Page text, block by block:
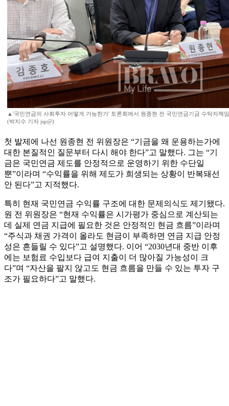
▲'국민연금의 사회투자 어떻게 가능한가' 토론회에서 원종현 전 국민연금기금 수탁자책
(박지수 기자 jsp@)
첫 발제에 나선 원종현 전 위원장은 “기금을 왜 운용하는가에
대한 본질적인 질문부터 다시 해야 한다”고 말했다. 그는 “기
금은 국민연금 제도를 안정적으로 운영하기 위한 수단일
뿐”이라며 “수익률을 위해 제도가 희생되는 상황이 반복돼선
안 된다”고 지적했다.
특히 현재 국민연금 수익률 구조에 대한 문제의식도 제기됐다.
원 전 위원장은 “현재 수익률은 시가평가 중심으로 계산되는
데 실제 연금 지급에 필요한 것은 안정적인 현금 흐름”이라며
“주식과 채권 가격이 올라도 현금이 부족하면 연금 지급 안정
성은 흔들릴 수 있다”고 설명했다. 이어 “2030년대 중반 이후
에는 보험료 수입보다 급여 지출이 더 많아질 가능성이 크
다”며 “자산을 팔지 않고도 현금 흐름을 만들 수 있는 투자 구
조가 필요하다”고 말했다.